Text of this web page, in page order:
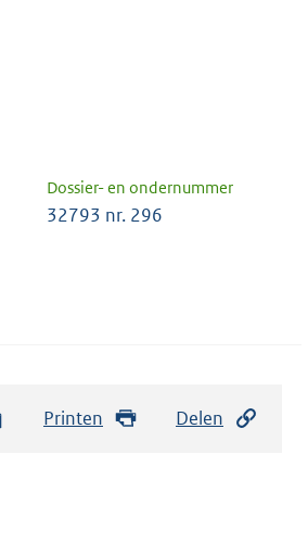
Dossier- en ondernummer
32793 nr. 296
Printen Delen